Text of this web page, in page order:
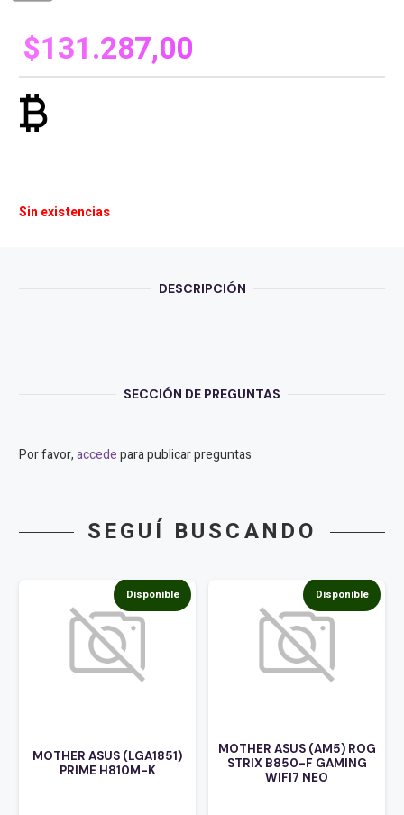
$131.287,00
currency_bitcoin
Sin existencias
DESCRIPCIÓN
SECCIÓN DE PREGUNTAS
Por favor,accedepara publicar preguntas
SEGUÍ BUSCANDO
Disponible
MOTHER ASUS (LGA1851)
PRIME H810M-K
Disponible
MOTHER ASUS (AM5) ROG
STRIX B850-F GAMING
WIFI7 NEO